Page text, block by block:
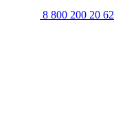
8 800 200 20 62